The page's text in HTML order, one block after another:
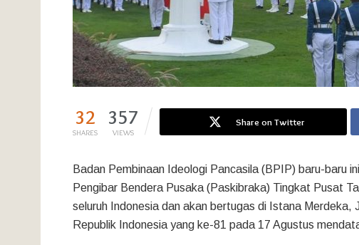
32
SHARES
357
VIEWS
Share on Twitter
Badan Pembinaan Ideologi Pancasila (BPIP) baru-baru
Pengibar Bendera Pusaka (Paskibraka) Tingkat Pusat
seluruh Indonesia dan akan bertugas di Istana
Republik Indonesia yang ke-81 pada 17 Agustus